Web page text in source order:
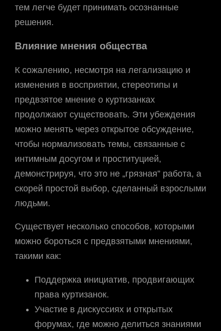
тем легче будет принимать осознанные
решения.
Влияние мнения общества
К сожалению, несмотря на легализацию и
изменения в восприятии, стереотипы и
предвзятое мнение о куртизанках
продолжают существовать. Эти убеждения
можно менять через открытое обсуждение,
чтобы нормализовать темы, связанные с
интимным досугом и проституцией,
демонстрируя, что это не „грязная” работа, а
скорей простой выбор, сделанный взрослыми
людьми.
Существует несколько способов, которыми
можно бороться с предвзятыми мнениями,
такими как:
Поддержка инициатив, продвигающих
права куртизанок.
Участие в дискуссиях и открытых
форумах, где можно делиться знаниями